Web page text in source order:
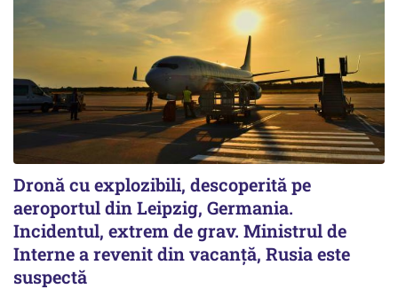
Dronă cu explozibili, descoperită pe
aeroportul din Leipzig, Germania.
Incidentul, extrem de grav. Ministrul de
Interne a revenit din vacanță, Rusia este
suspectă